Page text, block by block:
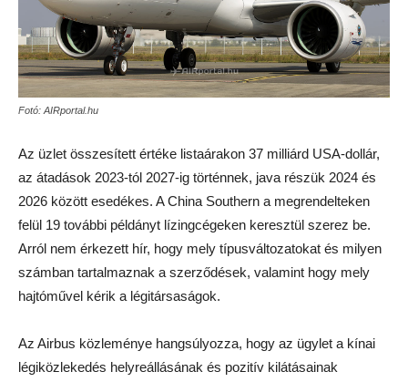
Fotó: AIRportal.hu
Az üzlet összesített értéke listaárakon 37 milliárd USA-dollár,
az átadások 2023-tól 2027-ig történnek, java részük 2024 és
2026 között esedékes. A China Southern a megrendelteken
felül 19 további példányt lízingcégeken keresztül szerez be.
Arról nem érkezett hír, hogy mely típusváltozatokat és milyen
számban tartalmaznak a szerződések, valamint hogy mely
hajtóművel kérik a légitársaságok.
Az Airbus közleménye hangsúlyozza, hogy az ügylet a kínai
légiközlekedés helyreállásának és pozitív kilátásainak